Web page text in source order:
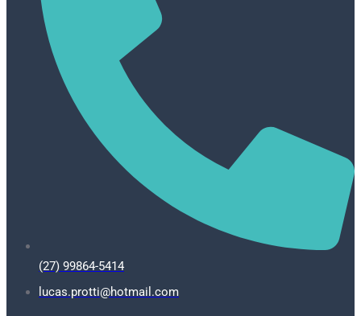
(27) 99864-5414
lucas.protti@hotmail.com